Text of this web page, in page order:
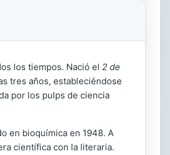
los tiempos. Nació el 2 de
tres años, estableciéndose
por los pulps de ciencia
en bioquímica en 1948. A
científica con la literaria.